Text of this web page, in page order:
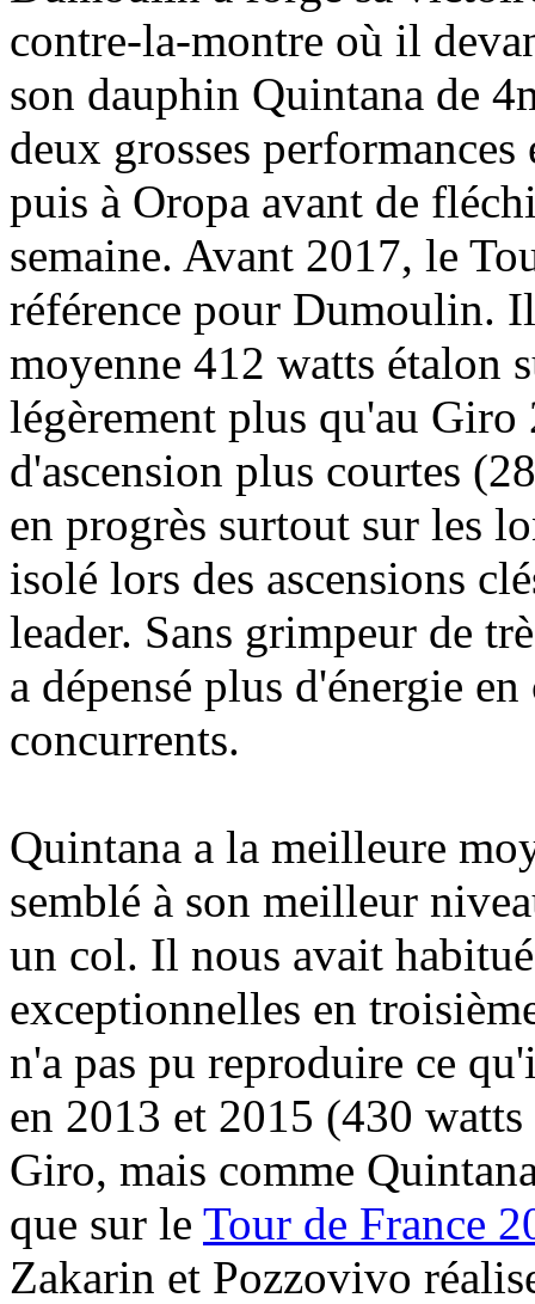
contre-la-montre où il
son dauphin Quintana de
deux grosses
puis à Oropa avant de
semaine. Avant 2017, le
référence pour Dumoulin.
moyenne 412 watts étalon
légèrement plus qu'au Giro
d'ascension plus courtes
en progrès surtout sur les
isolé lors des ascensions
leader. Sans grimpeur de
a dépensé plus d'énergie
concurrents.
Quintana a la meilleure
semblé à son meilleur
un col. Il nous avait
exceptionnelles en
n'a pas pu reproduire ce
en 2013 et 2015 (430
Giro, mais comme
que sur le Tour de France
Zakarin et Pozzovivo